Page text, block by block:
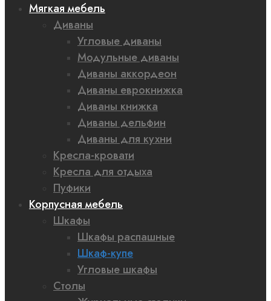
Мягкая мебель
Диваны
Угловые диваны
Модульные диваны
Диваны аккордеон
Диваны еврокнижка
Диваны книжка
Диваны дельфин
Диваны для кухни
Кресла-кровати
Кресла для отдыха
Пуфики
Корпусная мебель
Шкафы
Шкафы распашные
Шкаф-купе
Угловые шкафы
Столы